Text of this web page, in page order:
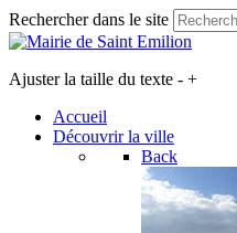
Rechercher dans le site
Ajuster la taille du texte - +
Accueil
Découvrir la ville
Back